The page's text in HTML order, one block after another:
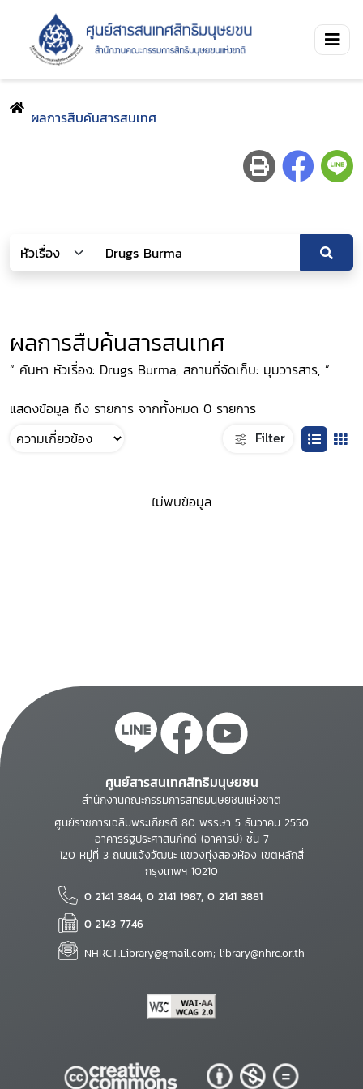
ผลการสืบค้นสารสนเทศ
ผลการสืบค้นสารสนเทศ
“ ค้นหา หัวเรื่อง: Drugs Burma, สถานที่จัดเก็บ: มุมวารสาร, ”
แสดงข้อมูล ถึง รายการ จากทั้งหมด 0 รายการ
Filter
ไม่พบข้อมูล
ศูนย์สารสนเทศสิทธิมนุษยชน
สำนักงานคณะกรรมการสิทธิมนุษยชนแห่งชาติ
ศูนย์ราชการเฉลิมพระเกียรติ 80 พรรษา 5 ธันวาคม 2550
อาคารรัฐประศาสนภักดี (อาคารบี) ชั้น 7
120 หมู่ที่ 3 ถนนแจ้งวัฒนะ แขวงทุ่งสองห้อง เขตหลักสี่
กรุงเทพฯ 10210
0 2141 3844, 0 2141 1987, 0 2141 3881
0 2143 7746
NHRCT.Library@gmail.com; library@nhrc.or.th